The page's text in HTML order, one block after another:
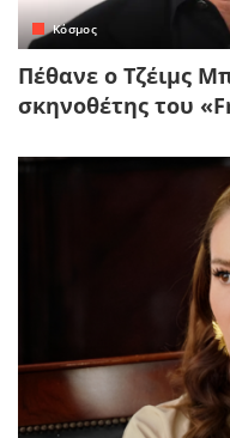
Κόσμος
Πέθανε ο Τζέιμς
σκηνοθέτης του